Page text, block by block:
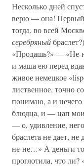
Несколько дней
верю — она! Первый
тогда, во всей
серебряный
«Продашь?» — «Не-
и маша ею перед
живое немецкое
лиственное, точно
понимаю, а и
блюдца, и — цап мои
— о, удивление,
браслета не дает,
не-не…» А деньги
проглотила, что